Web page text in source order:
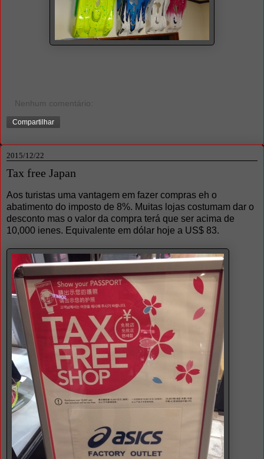
Nenhum comentário:
Compartilhar
2015/12/22
Tax free Japan
Aos turistas uma vantagem em fazer compras eh o
abatimento do imposto de 8%. Muitas lojas costumam dar o
desconto mas o valor da compra terá que ser acima de
10,000 ienes. Equivalente em dólar hoje a US$ 83.